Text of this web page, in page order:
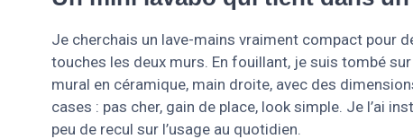
Je cherchais un lave-mains vraiment compact pour
touches les deux murs. En fouillant, je suis tombé
mural en céramique, main droite, avec des
cases : pas cher, gain de place, look simple. Je l’ai
peu de recul sur l’usage au quotidien.